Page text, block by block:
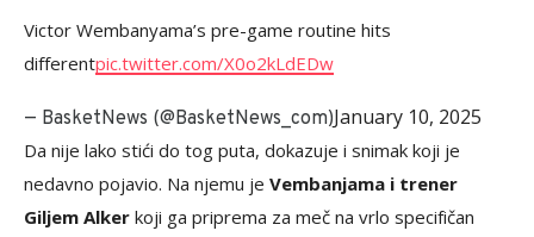
Victor Wembanyama’s pre-game routine hits
differentpic.twitter.com/X0o2kLdEDw
— BasketNews (@BasketNews_com)January 10, 2025
Da nije lako stići do tog puta, dokazuje i snimak koji je
nedavno pojavio. Na njemu je Vembanjama i trener
Giljem Alker koji ga priprema za meč na vrlo specifičan